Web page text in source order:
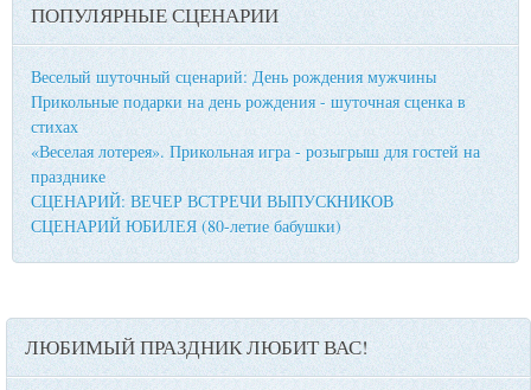
ПОПУЛЯРНЫЕ СЦЕНАРИИ
Веселый шуточный сценарий: День рождения мужчины
Прикольные подарки на день рождения - шуточная сценка в
стихах
«Веселая лотерея». Прикольная игра - розыгрыш для гостей на
празднике
СЦЕНАРИЙ: ВЕЧЕР ВСТРЕЧИ ВЫПУСКНИКОВ
СЦЕНАРИЙ ЮБИЛЕЯ (80-летие бабушки)
ЛЮБИМЫЙ ПРАЗДНИК ЛЮБИТ ВАС!